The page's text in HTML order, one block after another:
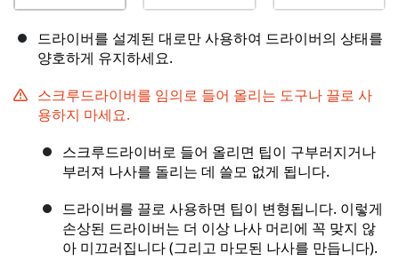
드라이버를 설계된 대로만 사용하여 드라이버의 상태를
양호하게 유지하세요.
스크루드라이버를 임의로 들어 올리는 도구나 끌로 사
용하지 마세요.
스크루드라이버로 들어 올리면 팁이 구부러지거나
부러져 나사를 돌리는 데 쓸모 없게 됩니다.
드라이버를 끌로 사용하면 팁이 변형됩니다. 이렇게
손상된 드라이버는 더 이상 나사 머리에 꼭 맞지 않
아 미끄러집니다 (그리고 마모된 나사를 만듭니다).